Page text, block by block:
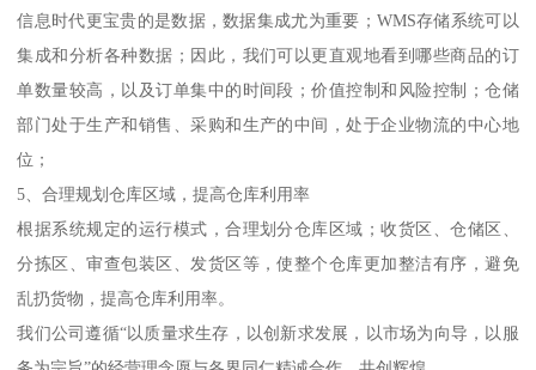
信息时代更宝贵的是数据，数据集成尤为重要；WMS存储系统可以
集成和分析各种数据；因此，我们可以更直观地看到哪些商品的订
单数量较高，以及订单集中的时间段；价值控制和风险控制；仓储
部门处于生产和销售、采购和生产的中间，处于企业物流的中心地
位；
5、合理规划仓库区域，提高仓库利用率
根据系统规定的运行模式，合理划分仓库区域；收货区、仓储区、
分拣区、审查包装区、发货区等，使整个仓库更加整洁有序，避免
乱扔货物，提高仓库利用率。
我们公司遵循“以质量求生存，以创新求发展，以市场为向导，以服